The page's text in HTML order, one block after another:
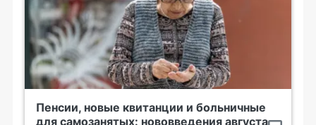
Пенсии, новые квитанции и больничные
для самозанятых: нововведения августа